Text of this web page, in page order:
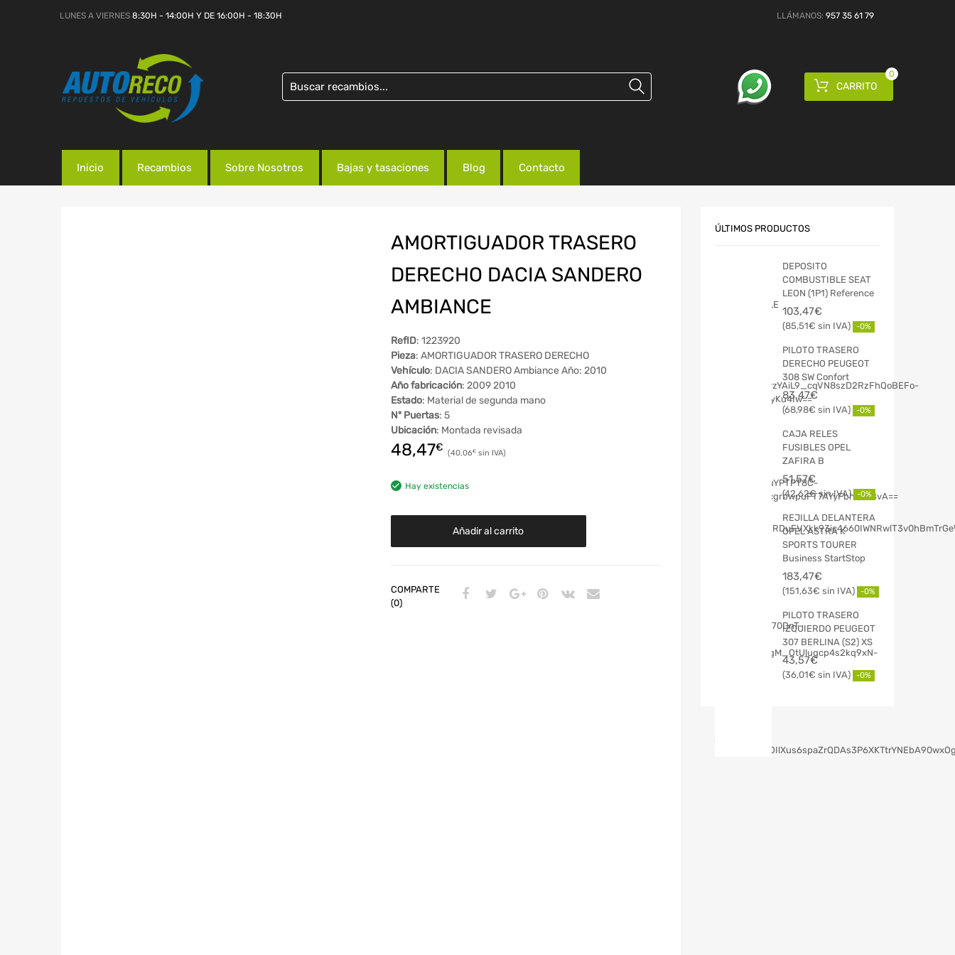
LUNES A VIERNES 8:30H - 14:00H Y DE 16:00H - 18:30H LLÁMANOS: 957 35 61 79
CARRITO
0
Inicio Recambios Sobre Nosotros Bajas y tasaciones Blog Contacto
AMORTIGUADOR TRASERO
DERECHO DACIA SANDERO
AMBIANCE
RefID: 1223920
Pieza: AMORTIGUADOR TRASERO DERECHO
Vehículo: DACIA SANDERO Ambiance Año: 2010
Año fabricación: 2009 2010
Estado: Material de segunda mano
Nº Puertas: 5
Ubicación: Montada revisada
48,47€ 40,06€
Hay existencias
Añadir al carrito
COMPARTE
(0)
ÚLTIMOS PRODUCTOS
DEPOSITO
COMBUSTIBLE SEAT
LEON (1P1) Reference
103,47€
85,51€ -0%
PILOTO TRASERO
DERECHO PEUGEOT
308 SW Confort
83,47€
68,98€ -0%
CAJA RELES
FUSIBLES OPEL
ZAFIRA B
51,57€
42,62€ -0%
REJILLA DELANTERA
OPEL ASTRA K
SPORTS TOURER
Business StartStop
183,47€
151,63€ -0%
PILOTO TRASERO
IZQUIERDO PEUGEOT
307 BERLINA (S2) XS
43,57€
36,01€ -0%